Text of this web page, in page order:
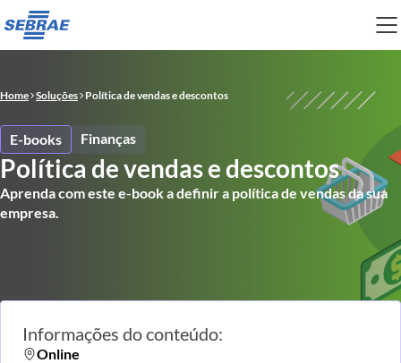
Home Soluções Política de vendas e descontos
E-books Finanças
Política de vendas e descontos
Aprenda com este e-book a definir a política de vendas da sua
empresa.
Informações do conteúdo:
Online